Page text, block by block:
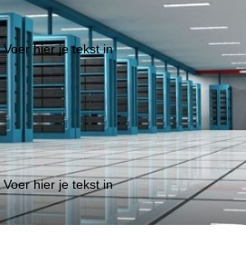
Voer hier je tekst in
Voer hier je tekst in